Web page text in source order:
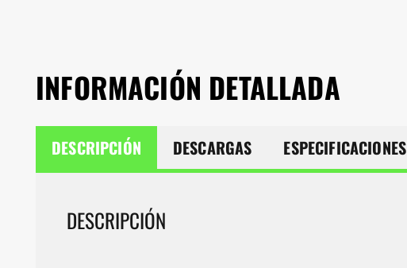
INFORMACIÓN DETALLADA
DESCRIPCIÓN DESCARGAS ESPECIFICACIONES
DESCRIPCIÓN